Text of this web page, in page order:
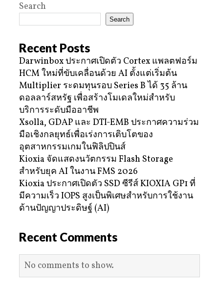
Search
Search
Recent Posts
Darwinbox ประกาศเปิดตัว Cortex แพลตฟอร์ม
HCM ใหม่ที่ขับเคลื่อนด้วย AI ตั้งแต่เริ่มต้น
Multiplier ระดมทุนรอบ Series B ได้ 35 ล้าน
ดอลลาร์สหรัฐ เพื่อสร้างโมเดลใหม่สำหรับ
บริการระดับมืออาชีพ
Xsolla, GDAP และ DTI-EMB ประกาศความร่วม
มือเชิงกลยุทธ์เพื่อเร่งการเติบโตของ
อุตสาหกรรมเกมในฟิลิปปินส์
Kioxia จัดแสดงนวัตกรรม Flash Storage
สำหรับยุค AI ในงาน FMS 2026
Kioxia ประกาศเปิดตัว SSD ซีรีส์ KIOXIA GP1 ที่
มีความเร็ว IOPS สูงเป็นพิเศษสำหรับการใช้งาน
ด้านปัญญาประดิษฐ์ (AI)
Recent Comments
No comments to show.